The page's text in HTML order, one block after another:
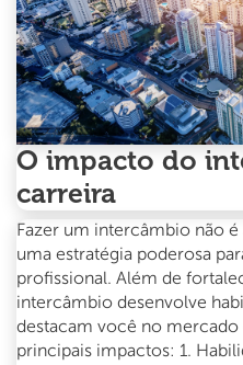
melhor
mês
para
começar
O impacto do
carreira
Fazer um intercâmbio não
uma estratégia poderosa
profissional. Além de
intercâmbio desenvolve
destacam você no mercado
principais impactos: 1.